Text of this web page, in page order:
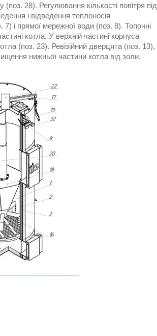
28). Регулювання кількості повітря під
і відведення теплоносія
7) і прямої мережної води (поз. 8). Топочні
котла. У верхній частині корпуса
(поз. 23). Ревізійний дверцята (поз. 13),
нижньої частини котла від золи.